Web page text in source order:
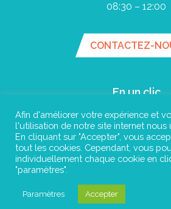
08:30 – 12:00
CONTACTEZ-
En un clic
Menu cantine
Élus
Annuaire
Réservation de
Santé
Publications
Afin d'améliorer votre expérience et
l'utilisation de notre site internet nous
En cliquant sur "Accepter", vous
tout les cookies. Cependant, vous
individuellement chaque cookie en
"paramètres".
Paramètres Accepter